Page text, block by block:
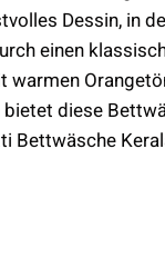
Dessin, in
einen
diese